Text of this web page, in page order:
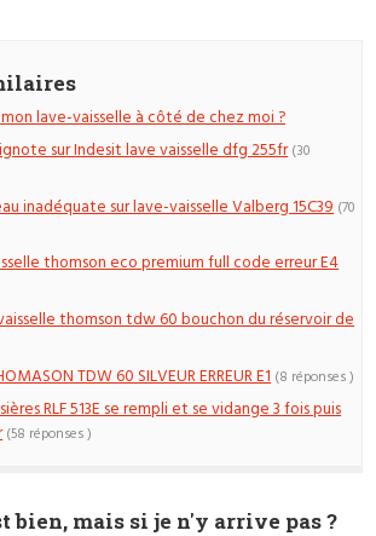
lave-vaisselle à côté de chez moi ?
sur Indesit lave vaisselle dfg 255fr (30
inadéquate sur lave-vaisselle Valberg 15C39 (70
thomson eco premium full code erreur E4
thomson tdw 60 bouchon du réservoir de
TDW 60 SILVEUR ERREUR E1 (8 réponses )
RLF 513E se rempli et se vidange 3 fois puis
(58 réponses )
bien, mais si je n'y arrive pas ?